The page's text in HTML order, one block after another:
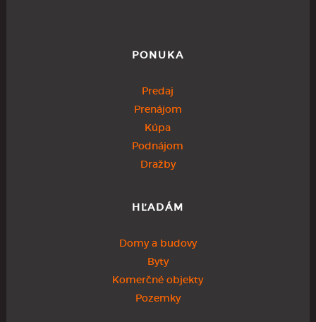
PONUKA
Predaj
Prenájom
Kúpa
Podnájom
Dražby
HĽADÁM
Domy a budovy
Byty
Komerčné objekty
Pozemky